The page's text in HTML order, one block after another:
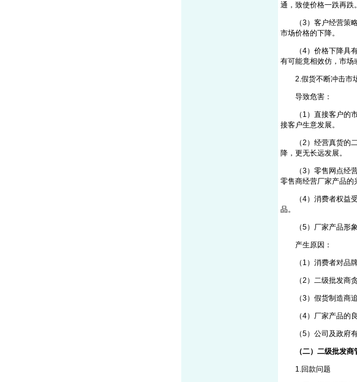
通，致使价格一跌再跌。
（3）客户经营策略
市场价格的下降。
（4）价格下降具有
有可能竟相效仿，市场
2.假货不断冲击市
导致危害：
（1）直接客户的市
接客户生意发展。
（2）经营真货的二
降，更无长远发展。
（3）零售网点经营
零售商经营厂家产品的
（4）消费者权益受
品。
（5）厂家产品形象
产生原因：
（1）消费者对品牌
（2）二级批发商贪
（3）假货制造商追
（4）厂家产品的良
（5）公司及政府有
（二）二级批发
1.回款问题